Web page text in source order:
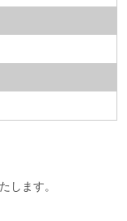
ます。